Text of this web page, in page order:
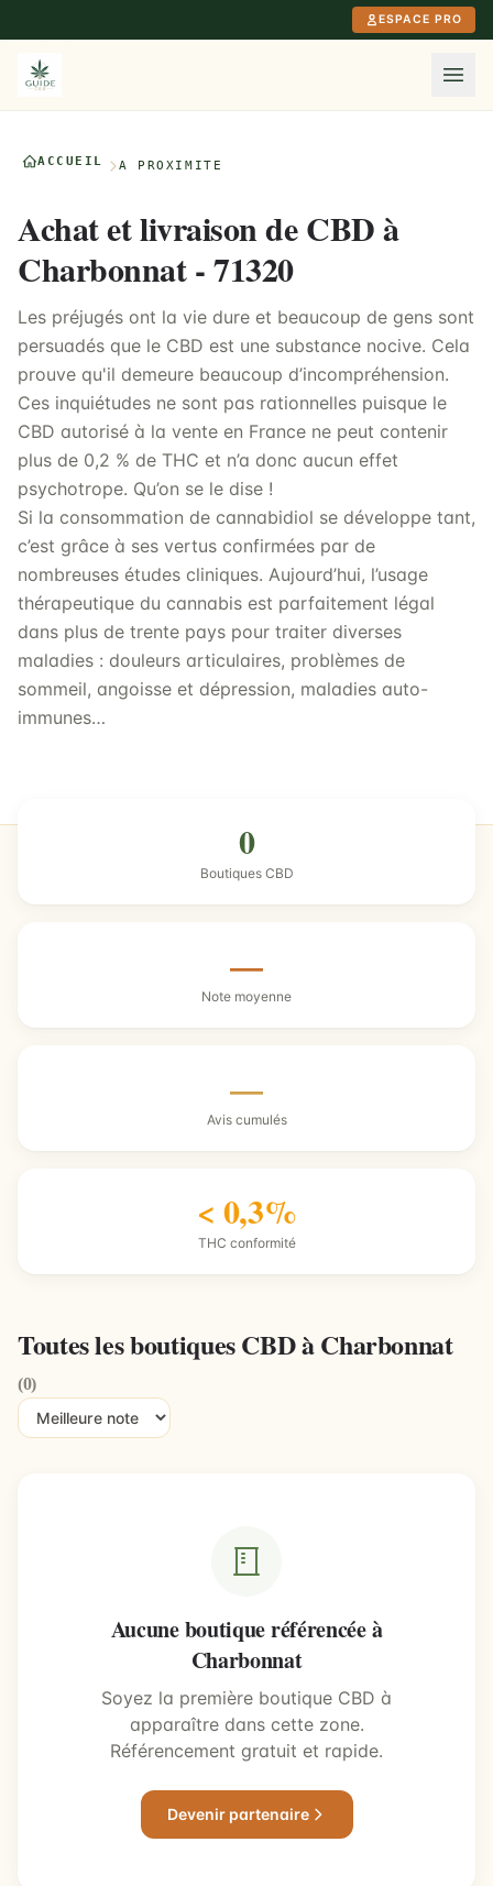
ESPACE PRO
ACCUEIL À PROXIMITÉ
Achat et livraison de CBD à
Charbonnat - 71320
Les préjugés ont la vie dure et beaucoup de gens sont
persuadés que le CBD est une substance nocive. Cela
prouve qu'il demeure beaucoup d’incompréhension.
Ces inquiétudes ne sont pas rationnelles puisque le
CBD autorisé à la vente en France ne peut contenir
plus de 0,2 % de THC et n’a donc aucun effet
psychotrope. Qu’on se le dise !
Si la consommation de cannabidiol se développe tant,
c’est grâce à ses vertus confirmées par de
nombreuses études cliniques. Aujourd’hui, l’usage
thérapeutique du cannabis est parfaitement légal
dans plus de trente pays pour traiter diverses
maladies : douleurs articulaires, problèmes de
sommeil, angoisse et dépression, maladies auto-
immunes…
0
Boutiques CBD
—
Note moyenne
—
Avis cumulés
< 0,3%
THC conformité
Toutes les boutiques CBD à Charbonnat
(0)
Aucune boutique référencée à
Charbonnat
Soyez la première boutique CBD à
apparaître dans cette zone.
Référencement gratuit et rapide.
Devenir partenaire